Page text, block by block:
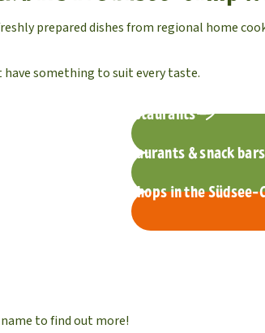
prepared dishes from regional home
something to suit every taste.
discover all restaurants
hours of the restaurants & snack bars
Supermarket & shops in the Südsee-
to find out more!